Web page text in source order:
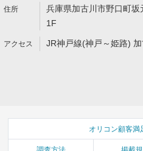
兵庫県加古川市野口町
1F
JR神戸線(神戸～姫路)
オリコン顧客満